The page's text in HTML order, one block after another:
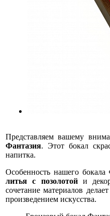
Представляем вашему
Фантазия. Этот бокал
напитка.
Особенность нашего бокала
литья с позолотойи
сочетание материалов
произведением искусства.